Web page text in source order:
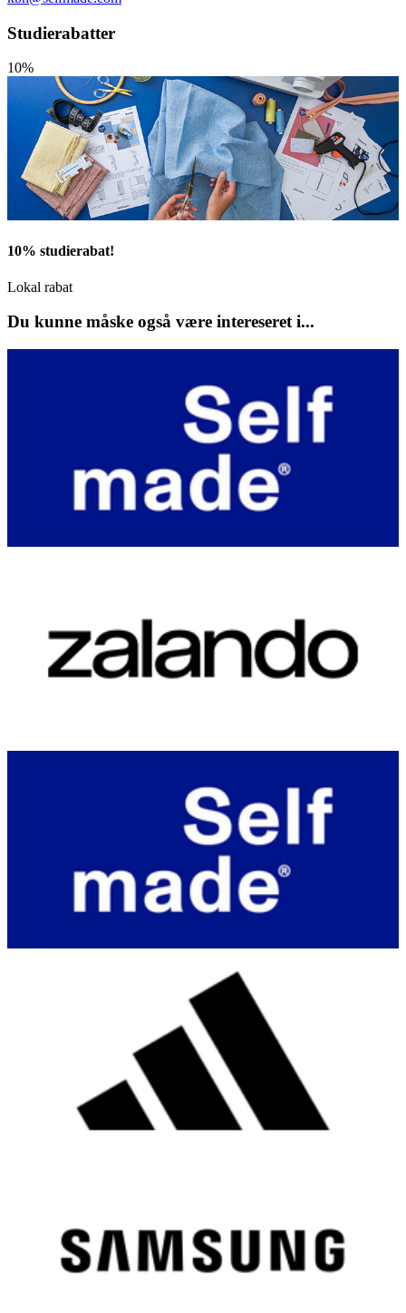
Studierabatter
10%
10% studierabat!
Lokal rabat
Du kunne måske også være intereseret i...